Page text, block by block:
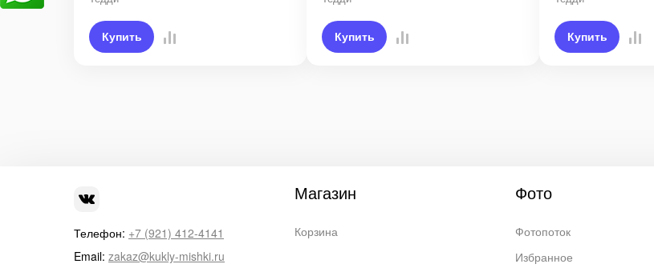
Купить Купить Купить
Телефон: +7 (921) 412-4141
Email: zakaz@kukly-mishki.ru
Магазин
Корзина
Фото
Фотопоток
Избранное